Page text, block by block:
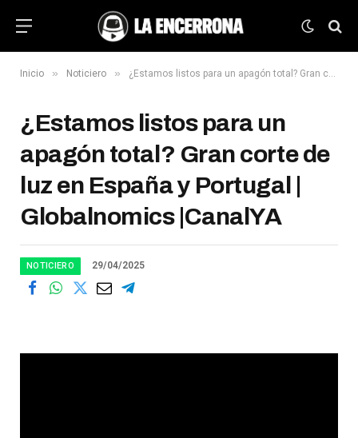
Inicio » Noticiero » ¿Estamos listos para un apagón total? Gran corte de luz en España y Portugal | Globalnomics |CanalYA
¿Estamos listos para un
apagón total? Gran corte de
luz en España y Portugal |
Globalnomics |CanalYA
NOTICIERO 29/04/2025